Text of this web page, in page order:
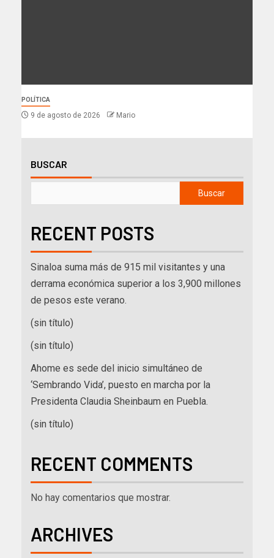
POLÍTICA
9 de agosto de 2026 Mario
BUSCAR
Buscar
RECENT POSTS
Sinaloa suma más de 915 mil visitantes y una
derrama económica superior a los 3,900 millones
de pesos este verano.
(sin título)
(sin título)
Ahome es sede del inicio simultáneo de
‘Sembrando Vida’, puesto en marcha por la
Presidenta Claudia Sheinbaum en Puebla.
(sin título)
RECENT COMMENTS
No hay comentarios que mostrar.
ARCHIVES